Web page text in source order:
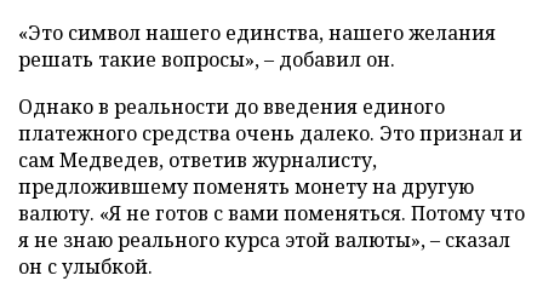
«Это символ нашего единства, нашего желания
решать такие вопросы», – добавил он.
Однако в реальности до введения единого
платежного средства очень далеко. Это признал и
сам Медведев, ответив журналисту,
предложившему поменять монету на другую
валюту. «Я не готов с вами поменяться. Потому что
я не знаю реального курса этой валюты», – сказал
он с улыбкой.